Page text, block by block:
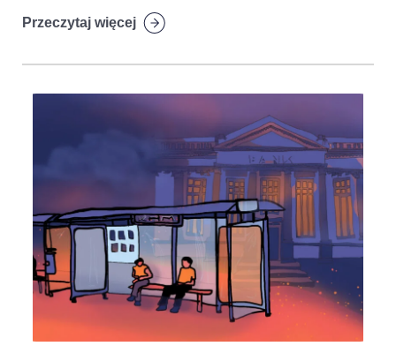
Przeczytaj więcej